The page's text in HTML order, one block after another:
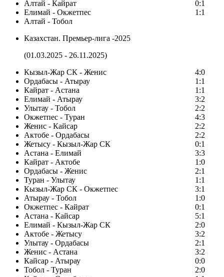
Алтай - Кайрат
0:1
Елимай - Окжетпес
1:1
Алтай - Тобол
Казахстан. Премьер-лига -2025
(01.03.2025 - 26.11.2025)
Кызыл-Жар СК - Женис
4:0
Ордабасы - Атырау
1:1
Кайрат - Астана
1:1
Елимай - Атырау
3:2
Улытау - Тобол
2:2
Окжетпес - Туран
4:3
Женис - Кайсар
2:2
Актобе - Ордабасы
2:2
Жетысу - Кызыл-Жар СК
0:1
Астана - Елимай
3:3
Кайрат - Актобе
1:0
Ордабасы - Женис
2:1
Туран - Улытау
1:1
Кызыл-Жар СК - Окжетпес
3:1
Атырау - Тобол
1:0
Окжетпес - Кайрат
0:1
Астана - Кайсар
5:1
Елимай - Кызыл-Жар СК
2:0
Актобе - Жетысу
3:2
Улытау - Ордабасы
2:1
Женис - Астана
3:2
Кайсар - Атырау
0:0
Тобол - Туран
2:0